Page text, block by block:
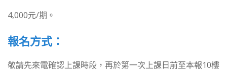
4,000元/期。
報名方式：
敬請先來電確認上課時段，再於第一次上課日前至本報10樓